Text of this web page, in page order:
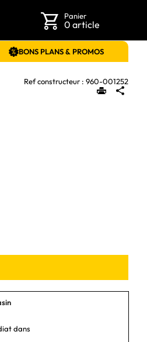
Panier
0 article
BONS PLANS & PROMOS
Ref constructeur : 960-001252
dans